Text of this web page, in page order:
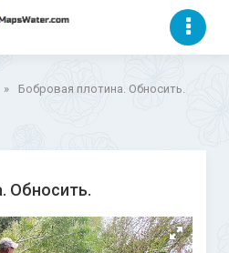
» Бобровая плотина. Обносить.
Обносить.